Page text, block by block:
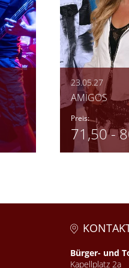
23.05.27
AMIGOS
Preis:
71,50 -
Bürger- und
Kapellplatz 2a